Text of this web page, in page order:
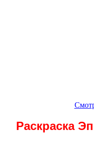
Раскраска